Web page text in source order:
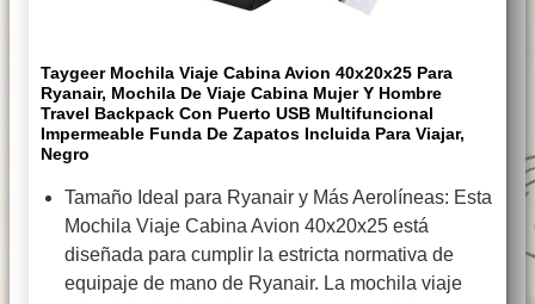
Taygeer Mochila Viaje Cabina Avion 40x20x25 Para
Ryanair, Mochila De Viaje Cabina Mujer Y Hombre
Travel Backpack Con Puerto USB Multifuncional
Impermeable Funda De Zapatos Incluida Para Viajar,
Negro
Tamaño Ideal para Ryanair y Más Aerolíneas: Esta
Mochila Viaje Cabina Avion 40x20x25 está
diseñada para cumplir la estricta normativa de
equipaje de mano de Ryanair. La mochila viaje